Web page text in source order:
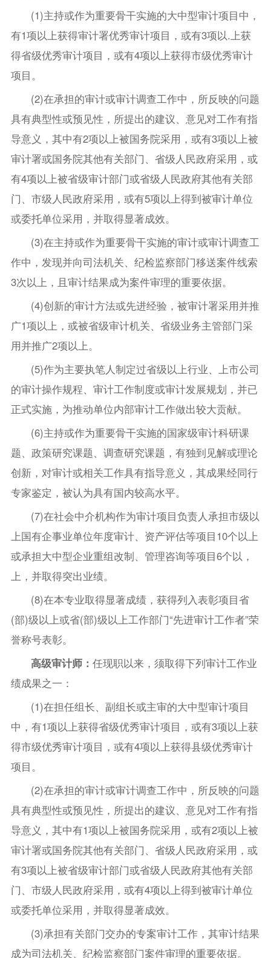
(1)主持或作为重要骨干实施的大中型审计项目中，
有1项以上获得审计署优秀审计项目，或有3项以.上获
得省级优秀审计项目，或有4项以上获得市级优秀审计
项目。
(2)在承担的审计或审计调查工作中，所反映的问题
具有典型性或预见性，所提出的建议、意见对工作有指
导意义，其中有2项以上被国务院采用，或有3项以上被
审计署或国务院其他有关部门、省级人民政府采用，或
有4项以上被省级审计部门或省级人民政府其他有关部
门、市级人民政府采用，或有5项以上得到被审计单位
或委托单位采用，并取得显著成效。
(3)在主持或作为重要骨干实施的审计或审计调查工
作中，发现并向司法机关、纪检监察部门移送案件线索
3次以上，且审计结果成为案件审理的重要依据。
(4)创新的审计方法或先进经验，被审计署采用并推
广1项以上，或被省级审计机关、省级业务主管部门采
用并推广2项以上。
(5)作为主要执笔人制定过省级以上行业、上市公司
的审计操作规程、审计工作制度或审计发展规划，并已
正式实施，为推动单位内部审计工作做出较大贡献。
(6)主持或作为重要骨干实施的国家级审计科研课
题、政策研究课题、调查研究课题，有独到见解或理论
创新，对审计或相关工作具有指导意义，其成果经同行
专家鉴定，被认为具有国内较高水平。
(7)在社会中介机构作为审计项目负责人承担市级以
上国有企事业单位年度审计、资产评估等项目10个以上
或承担大中型企业重组改制、管理咨询等项目6个以，
上，并取得突出业绩。
(8)在本专业取得显著成绩，获得列入表彰项目省
(部)级以上或省(部)级以上工作部门“先进审计工作者”荣
誉称号表彰。
高级审计师：任现职以来，须取得下列审计工作业
绩成果之一：
(1)在担任组长、副组长或主审的大中型审计项目
中，有1项以上获得省级优秀审计项目，或有3项以上获
得市级优秀审计项目，或有4项以上获得县级优秀审计
项目。
(2)在承担的审计或审计调查工作中，所反映的问题
具有典型性或预见性，所提出的建议、意见对工作有指
导意义，其中有1项以上被国务院采用，或有2项以上被
审计署或国务院其他有关部门、省级人民政府采用，或
有3项以上被省级审计部门或省级人民政府其他有关部
门、市级人民政府采用，或有4项以上得到被审计单位
或委托单位采用，并取得显著成效。
(3)承担有关部门交办的专案审计工作，其审计结果
成为司法机关、纪检监察部门案件审理的重要依据。